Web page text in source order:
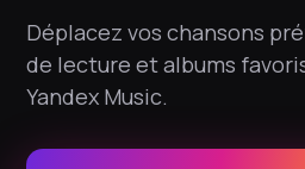
Déplacez vos chansons
de lecture et albums
Yandex Music.